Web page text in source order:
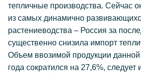
тепличные производства. Сейчас
из самых динамично
растениеводства – Россия за
существенно снизила импорт
Объем ввозимой продукции данной
года сократился на 27,6%,